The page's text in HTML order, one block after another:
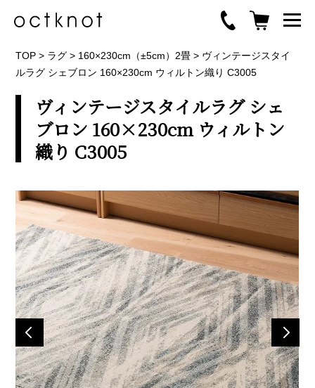
TOP > ラグ > 160×230cm（±5cm）2畳 > ヴィンテージスタイ
ルラグ シェブロン 160×230cm ウィルトン織り C3005
ヴィンテージスタイルラグ シェ
ブロン 160×230cm ウィルトン
織り C3005